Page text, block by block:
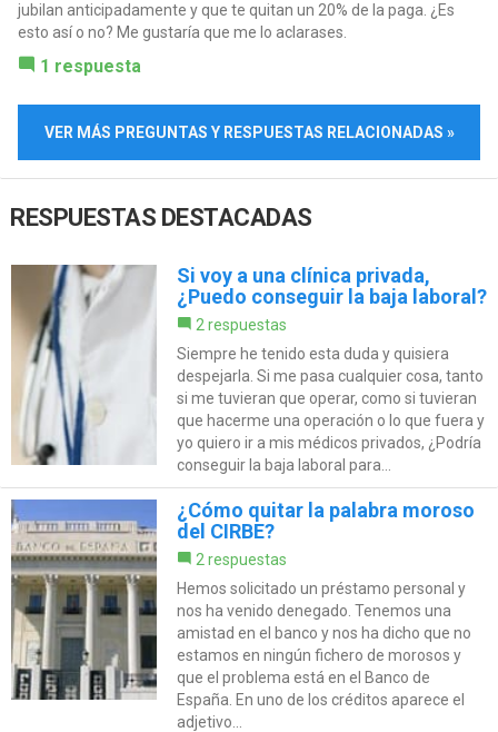
jubilan anticipadamente y que te quitan un 20% de la paga. ¿Es
esto así o no? Me gustaría que me lo aclarases.
1 respuesta
VER MÁS PREGUNTAS Y RESPUESTAS RELACIONADAS »
RESPUESTAS DESTACADAS
Si voy a una clínica privada,
¿Puedo conseguir la baja laboral?
2 respuestas
Siempre he tenido esta duda y quisiera
despejarla. Si me pasa cualquier cosa, tanto
si me tuvieran que operar, como si tuvieran
que hacerme una operación o lo que fuera y
yo quiero ir a mis médicos privados, ¿Podría
conseguir la baja laboral para...
¿Cómo quitar la palabra moroso
del CIRBE?
2 respuestas
Hemos solicitado un préstamo personal y
nos ha venido denegado. Tenemos una
amistad en el banco y nos ha dicho que no
estamos en ningún fichero de morosos y
que el problema está en el Banco de
España. En uno de los créditos aparece el
adjetivo...